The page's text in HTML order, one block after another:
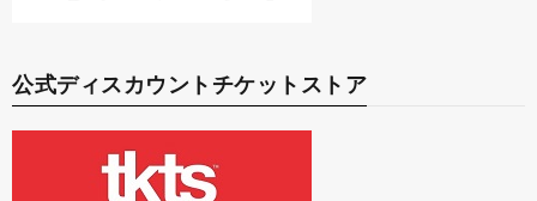
公式ディスカウントチケットストア